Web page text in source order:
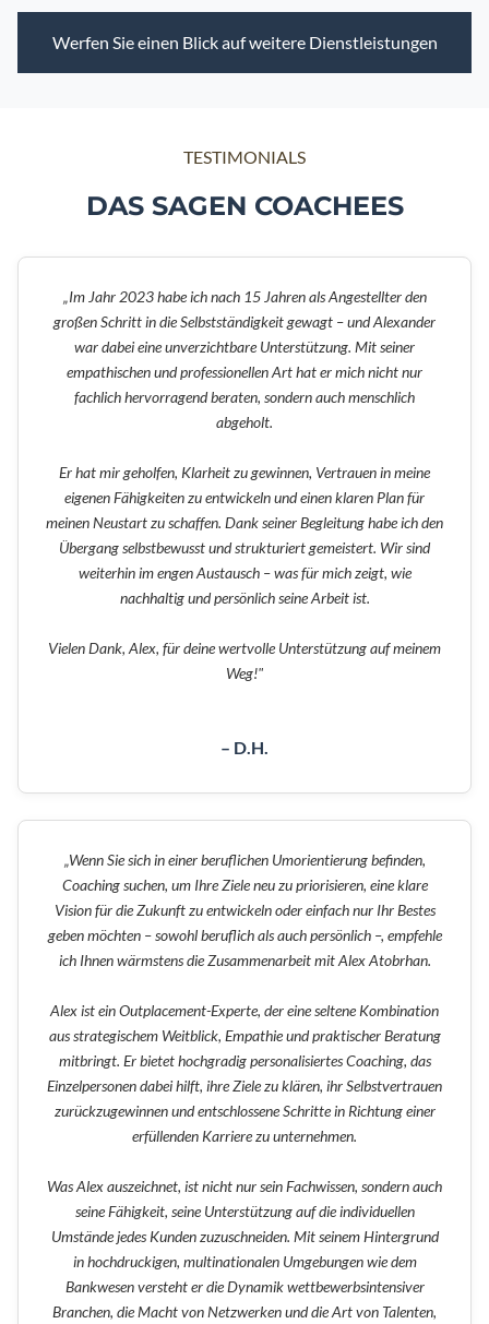
Werfen Sie einen Blick auf weitere Dienstleistungen
TESTIMONIALS
DAS SAGEN COACHEES
„Im Jahr 2023 habe ich nach 15 Jahren als Angestellter den
großen Schritt in die Selbstständigkeit gewagt – und Alexander
war dabei eine unverzichtbare Unterstützung. Mit seiner
empathischen und professionellen Art hat er mich nicht nur
fachlich hervorragend beraten, sondern auch menschlich
abgeholt.
Er hat mir geholfen, Klarheit zu gewinnen, Vertrauen in meine
eigenen Fähigkeiten zu entwickeln und einen klaren Plan für
meinen Neustart zu schaffen. Dank seiner Begleitung habe ich den
Übergang selbstbewusst und strukturiert gemeistert. Wir sind
weiterhin im engen Austausch – was für mich zeigt, wie
nachhaltig und persönlich seine Arbeit ist.
Vielen Dank, Alex, für deine wertvolle Unterstützung auf meinem
Weg!"
– D.H.
„Wenn Sie sich in einer beruflichen Umorientierung befinden,
Coaching suchen, um Ihre Ziele neu zu priorisieren, eine klare
Vision für die Zukunft zu entwickeln oder einfach nur Ihr Bestes
geben möchten – sowohl beruflich als auch persönlich –, empfehle
ich Ihnen wärmstens die Zusammenarbeit mit Alex Atobrhan.
Alex ist ein Outplacement-Experte, der eine seltene Kombination
aus strategischem Weitblick, Empathie und praktischer Beratung
mitbringt. Er bietet hochgradig personalisiertes Coaching, das
Einzelpersonen dabei hilft, ihre Ziele zu klären, ihr Selbstvertrauen
zurückzugewinnen und entschlossene Schritte in Richtung einer
erfüllenden Karriere zu unternehmen.
Was Alex auszeichnet, ist nicht nur sein Fachwissen, sondern auch
seine Fähigkeit, seine Unterstützung auf die individuellen
Umstände jedes Kunden zuzuschneiden. Mit seinem Hintergrund
in hochdruckigen, multinationalen Umgebungen wie dem
Bankwesen versteht er die Dynamik wettbewerbsintensiver
Branchen, die Macht von Netzwerken und die Art von Talenten,